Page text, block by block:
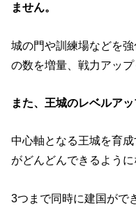
ません。
城の門や訓練場などを
の数を増量、戦力アップ
また、王城のレベルア
中心軸となる王城を育
がどんどんできるように
3つまで同時に建国がで